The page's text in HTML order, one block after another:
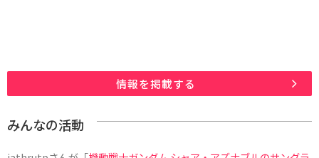
情報を掲載する
みんなの活動